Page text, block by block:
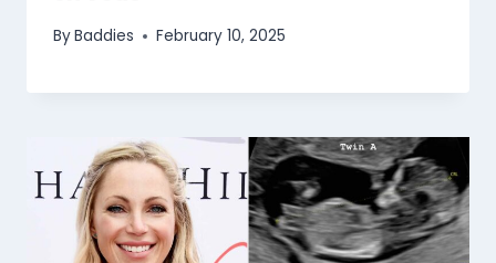
ByBaddies February 10, 2025